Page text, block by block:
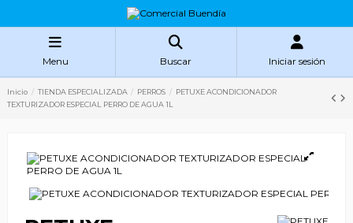
Menu Buscar Iniciar sesión
Inicio TIENDA ESPECIALIZADA PERROS
PETUXE ACONDICIONADOR
TEXTURIZADOR ESPECIAL PERRO DE AGUA 1L